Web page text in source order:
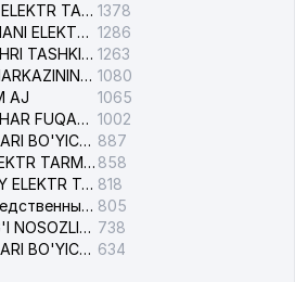
SURXONDARYO ELEKTR TARMOQLARI AJ 1378
TOSHKENT TUMANI ELEKTR TARMOG'I AVARIYA XIZMATI 1286
TOSHKENT SHAHRI TASHKILOT TELEFONLARI HAQIDA MA'LUMOT BYUROSI 1263
DAVLAT TEST MARKAZINING ISHONCH TELEFONLARI 1080
AJ
1065
TOSHKENT SHAHAR FUQAROLIK ISHLARI BO'YICHA SUDI 1002
FUQAROLIK ISHLARI BO'YICHA YAKKASAROY TUMANLARARO SUDI 887
YUNUSOBOD ELEKTR TARMOG'I NOSOZLIKLARI XIZMATI 858
NAVOIY HUDUDIY ELEKTR TARMOQLARI KORXONASI AJ 818
Ташкентский следственный изолятор 805
ELEKTRTARMOG'I NOSOZLIKLARINI TO'ZATISH SERGELI XIZMATI 738
FUQAROLIK ISHLARI BO'YICHA UCH-TEPA TUMANI SUDI 634